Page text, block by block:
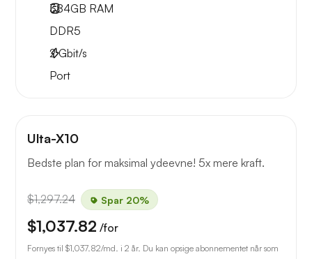
384GB RAM
DDR5
2Gbit/s
Port
Ulta-X10
Bedste plan for maksimal ydeevne! 5x mere kraft.
$1,297.24 Spar 20%
$1,037.82 /for
Fornyes til $1,037.82/md. i 2 år. Du kan opsige abonnementet når som